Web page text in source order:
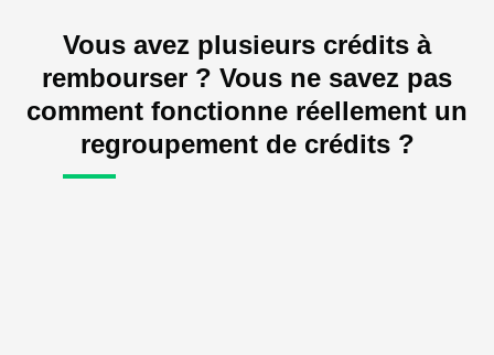
Vous avez plusieurs crédits à
rembourser ? Vous ne savez pas
comment fonctionne réellement un
regroupement de crédits ?